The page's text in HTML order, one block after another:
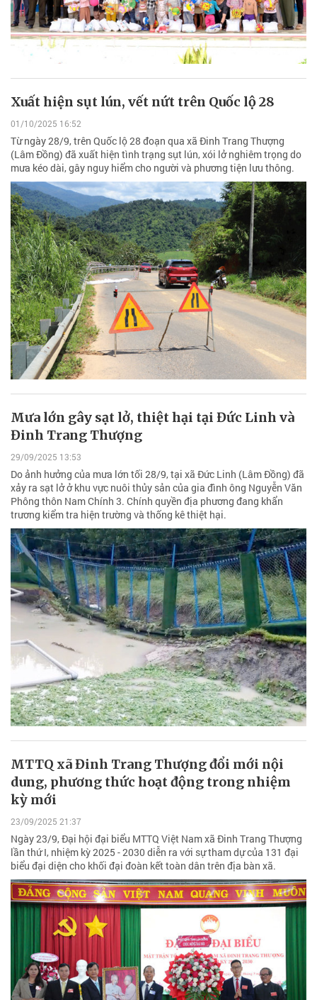
Xuất hiện sụt lún, vết nứt trên Quốc lộ 28
01/10/2025 16:52
Từ ngày 28/9, trên Quốc lộ 28 đoạn qua xã Đinh Trang Thượng
(Lâm Đồng) đã xuất hiện tình trạng sụt lún, xói lở nghiêm trọng do
mưa kéo dài, gây nguy hiểm cho người và phương tiện lưu thông.
Mưa lớn gây sạt lở, thiệt hại tại Đức Linh và
Đinh Trang Thượng
29/09/2025 13:53
Do ảnh hưởng của mưa lớn tối 28/9, tại xã Đức Linh (Lâm Đồng) đã
xảy ra sạt lở ở khu vực nuôi thủy sản của gia đình ông Nguyễn Văn
Phông thôn Nam Chính 3. Chính quyền địa phương đang khẩn
trương kiểm tra hiện trường và thống kê thiệt hại.
MTTQ xã Đinh Trang Thượng đổi mới nội
dung, phương thức hoạt động trong nhiệm
kỳ mới
23/09/2025 21:37
Ngày 23/9, Đại hội đại biểu MTTQ Việt Nam xã Đinh Trang Thượng
lần thứ I, nhiệm kỳ 2025 - 2030 diễn ra với sự tham dự của 131 đại
biểu đại diện cho khối đại đoàn kết toàn dân trên địa bàn xã.